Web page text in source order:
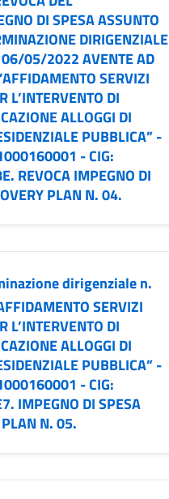
DI SPESA ASSUNTO
DIRIGENZIALE
05/2022 AVENTE AD
SERVIZI
L’INTERVENTO DI
ALLOGGI DI
PUBBLICA” -
- CIG:
REVOCA IMPEGNO DI
PLAN N. 04.
dirigenziale n.
SERVIZI
L’INTERVENTO DI
ALLOGGI DI
PUBBLICA” -
- CIG:
IMPEGNO DI SPESA
PLAN N. 05.